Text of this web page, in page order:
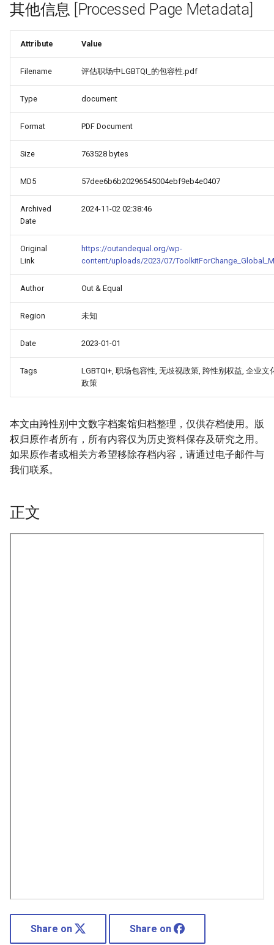
其他信息 [Processed Page Metadata]
Attribute Value
Filename 评估职场中LGBTQI_的包容性.pdf
Type document
Format PDF Document
Size 763528 bytes
MD5 57dee6b6b20296545004ebf9eb4e0407
Archived
Date
2024-11-02 02:38:46
Original
Link
https://outandequal.org/wp-
content/uploads/2023/07/
Author Out & Equal
Region 未知
Date 2023-01-01
Tags
LGBTQI+, 职场包容性, 无歧视政策, 跨性别权益, 企业文
政策
本文由跨性别中文数字档案馆归档整理，仅供存档使用。版
权归原作者所有，所有内容仅为历史资料保存及研究之用。
如果原作者或相关方希望移除存档内容，请通过电子邮件与
我们联系。
正文
Share on Share on